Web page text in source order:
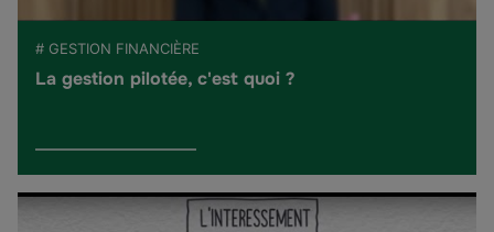
# GESTION FINANCIÈRE
La gestion pilotée, c'est quoi ?